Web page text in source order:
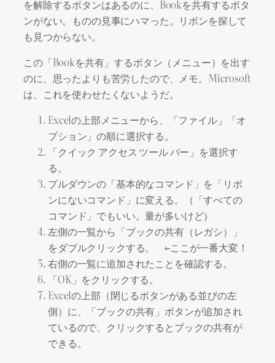
を解除するボタンはあるのに、Bookを共有するボタ
ンがない。ものの見事にハマった。リボンを探して
も見つからない。
この「Bookを共有」するボタン（メニュー）を出す
のに、思ったよりも苦労したので、メモ。Microsoft
は、これを使わせたくないようだ。
Excelの上部メニューから、「ファイル」「オ
プション」の順に選択する。
「クイック アクセス ツール バー」を選択す
る。
プルダウンの「基本的なコマンド」を「リボ
ンにないコマンド」に変える。（「すべての
コマンド」でもいい。量が多いけど）
左側の一覧から「ブックの共有（レガシ）」
をダブルクリックする。 ←ここが一番大変！
右側の一覧に追加されたことを確認する。
「OK」をクリックする。
Excelの上部（閉じるボタンがある並びの左
側）に、「ブックの共有」ボタンが追加され
ているので、クリックするとブックの共有が
できる。